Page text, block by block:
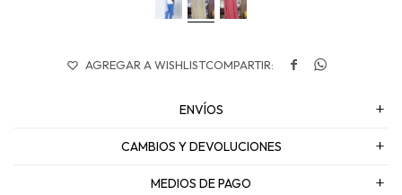
 
ENVÍOS
CAMBIOS Y DEVOLUCIONES
MEDIOS DE PAGO